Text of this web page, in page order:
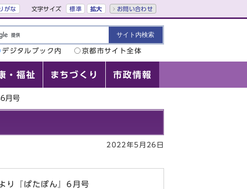
がな 文字サイズ 標準 拡大 お問い合わせ
デジタルブック内
京都市サイト全体
・福祉 まちづくり 市政情報
月号
2022年5月26日
り『ぱたぽん』6月号